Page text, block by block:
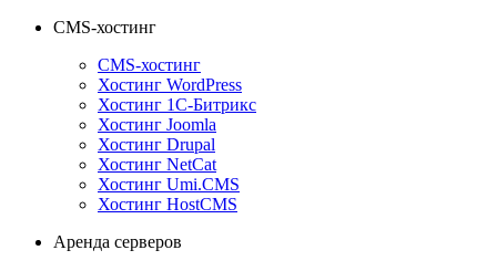
CMS-хостинг
CMS-хостинг
Хостинг WordPress
Хостинг 1С-Битрикс
Хостинг Joomla
Хостинг Drupal
Хостинг NetCat
Хостинг Umi.CMS
Хостинг HostCMS
Аренда серверов